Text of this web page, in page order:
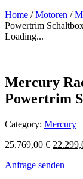
Home /Motoren /
Powertrim
Loading...
Mercury
Powertrim
Category: Mercury
25.769,00€
Anfrage senden